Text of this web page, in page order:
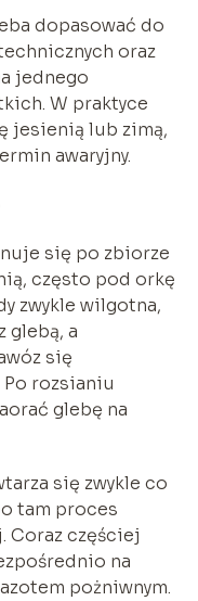
dopasować do
oraz
jednego
W praktyce
jesienią lub zimą,
awaryjny.
się po zbiorze
często pod orkę
zwykle wilgotna,
glebą, a
się
Po rozsianiu
glebę na
się zwykle co
tam proces
Coraz częściej
na
pożniwnym.